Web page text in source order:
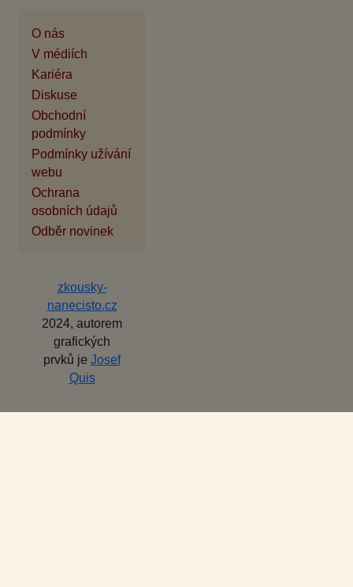
O nás
V médiích
Kariéra
Diskuse
Obchodní
podmínky
Podmínky užívání
webu
Ochrana
osobních údajů
Odběr novinek
zkousky-
nanecisto.cz
2024, autorem
grafických
prvků je Josef
Quis